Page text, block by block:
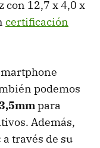
con 12,7 x 4,0 x
certificación
podemos
para
Además,
a través de su